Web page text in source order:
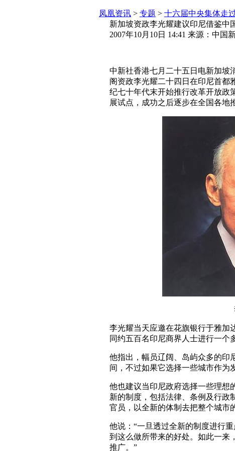
凤凰资讯 > 专题 > 十六届中央集体走
新加坡资政李光耀建议印尼借鉴中
2007年10月10日 14:41 来源：中国
中新社香港七月二十五日电新加坡
阁资政李光耀二十四日在印尼首都
纪七十年代末开始推行改革开放政
展试点，成功之后逐步在全国各地
李光耀当天应邀在花旗银行于雅加
同约五百名印尼商界人士进行一个
他指出，幅员辽阔、岛屿众多的印
间，不过如果它选择一些城市作为
他也建议当印尼政府选择一些理想
新的制度，包括法律、条例及行政
官员，以全新的体制去把整个城市
他说：“一旦透过全新的制度进行
到这么做所带来的好处。如此一来
推广。”